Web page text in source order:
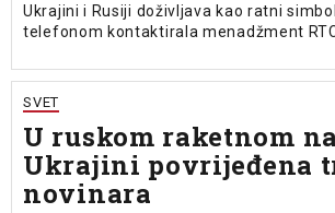
Ukrajini i Rusiji doživljava kao ratni
telefonom kontaktirala menadžment
SVET
U ruskom raketnom
Ukrajini povrijeđena
novinara